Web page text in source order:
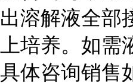
出溶解液全部
上培养。如
具体咨询销售